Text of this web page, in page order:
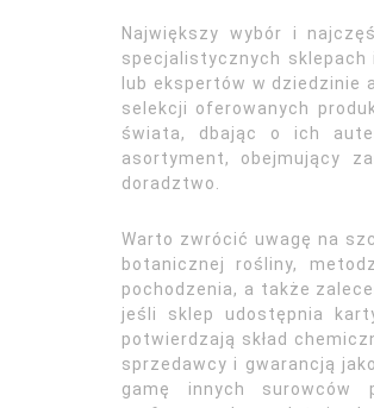
Największy wybór i
specjalistycznych
lub ekspertów w dziedzinie
selekcji oferowanych
świata, dbając o ich
asortyment, obejmujący
doradztwo.
Warto zwrócić uwagę na
botanicznej rośliny,
pochodzenia, a także
jeśli sklep udostępnia
potwierdzają skład
sprzedawcy i gwarancją
gamę innych surowców